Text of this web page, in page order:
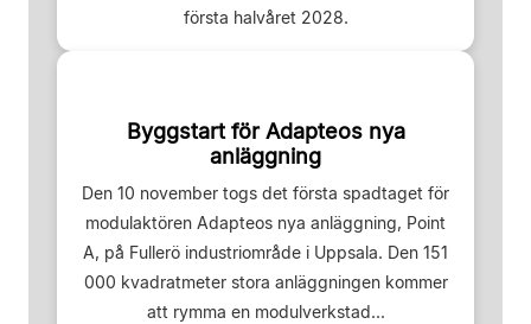
första halvåret 2028.
Byggstart för Adapteos nya
anläggning
Den 10 november togs det första spadtaget för
modulaktören Adapteos nya anläggning, Point
A, på Fullerö industriområde i Uppsala. Den 151
000 kvadratmeter stora anläggningen kommer
att rymma en modulverkstad...